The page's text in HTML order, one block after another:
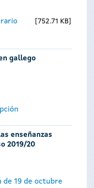
752.71 KB
gallego
enseñanzas
2019/20
de 19 de octubre